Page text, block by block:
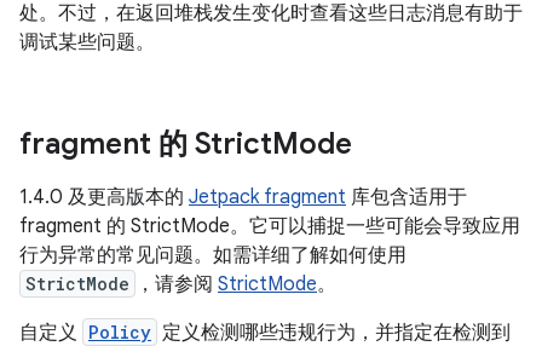
处。不过，在返回堆栈发生变化时查看这些日志消息有助于
调试某些问题。
fragment 的 StrictMode
1.4.0 及更高版本的 Jetpack fragment 库包含适用于
fragment 的 StrictMode。它可以捕捉一些可能会导致应用
行为异常的常见问题。如需详细了解如何使用
StrictMode ，请参阅 StrictMode。
自定义 Policy 定义检测哪些违规行为，并指定在检测到